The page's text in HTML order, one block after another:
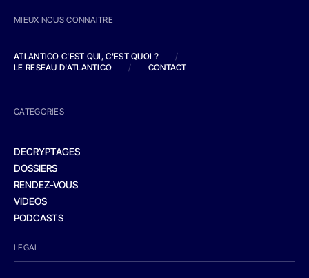
MIEUX NOUS CONNAITRE
ATLANTICO C'EST QUI, C'EST QUOI ?
/
LE RESEAU D'ATLANTICO
/ CONTACT
CATEGORIES
DECRYPTAGES
DOSSIERS
RENDEZ-VOUS
VIDEOS
PODCASTS
LEGAL